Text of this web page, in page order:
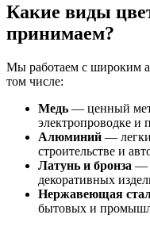
Какие виды
принимаем?
Мы работаем с широким
том числе:
Медь — ценный
электропроводке
Алюминий —
строительстве и
Латунь и бронза —
декоративных
Нержавеющая
бытовых и